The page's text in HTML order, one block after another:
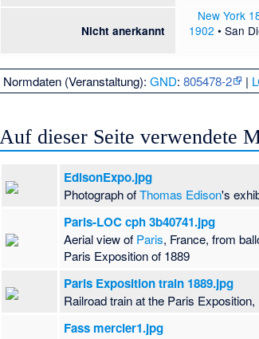
Nicht anerkannt
New York
1902 • San
Normdaten (Veranstaltung):GND:805478-2 |
Auf dieser Seite verwendete
EdisonExpo.jpg
Photograph ofThomas Edison's
Paris-LOC cph 3b40741.jpg
Aerial view of Paris, France, from
Paris Exposition of 1889
Paris Exposition train 1889.jpg
Railroad train at the Paris
Fass mercier1.jpg